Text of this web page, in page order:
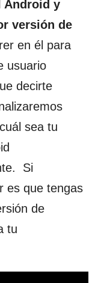
Android y
versión de
en él para
usuario
decirte
sea tu
Si
es que tengas
de
tu